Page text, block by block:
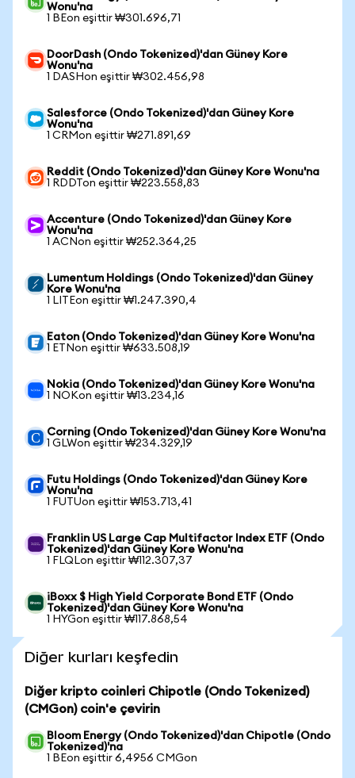
Wonu'na
1 BEon eşittir ₩301.696,71
DoorDash (Ondo Tokenized)'dan Güney Kore
Wonu'na
1 DASHon eşittir ₩302.456,98
Salesforce (Ondo Tokenized)'dan Güney Kore
Wonu'na
1 CRMon eşittir ₩271.891,69
Reddit (Ondo Tokenized)'dan Güney Kore Wonu'na
1 RDDTon eşittir ₩223.558,83
Accenture (Ondo Tokenized)'dan Güney Kore
Wonu'na
1 ACNon eşittir ₩252.364,25
Lumentum Holdings (Ondo Tokenized)'dan Güney
Kore Wonu'na
1 LITEon eşittir ₩1.247.390,4
Eaton (Ondo Tokenized)'dan Güney Kore Wonu'na
1 ETNon eşittir ₩633.508,19
Nokia (Ondo Tokenized)'dan Güney Kore Wonu'na
1 NOKon eşittir ₩13.234,16
Corning (Ondo Tokenized)'dan Güney Kore Wonu'na
1 GLWon eşittir ₩234.329,19
Futu Holdings (Ondo Tokenized)'dan Güney Kore
Wonu'na
1 FUTUon eşittir ₩153.713,41
Franklin US Large Cap Multifactor Index ETF (Ondo
Tokenized)'dan Güney Kore Wonu'na
1 FLQLon eşittir ₩112.307,37
iBoxx $ High Yield Corporate Bond ETF (Ondo
Tokenized)'dan Güney Kore Wonu'na
1 HYGon eşittir ₩117.868,54
Diğer kurları keşfedin
Diğer kripto coinleri Chipotle (Ondo Tokenized)
(CMGon) coin'e çevirin
Bloom Energy (Ondo Tokenized)'dan Chipotle (Ondo
Tokenized)'na
1 BEon eşittir 6,4956 CMGon